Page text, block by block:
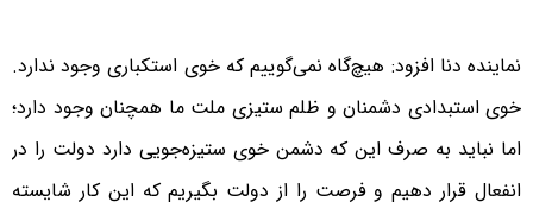
نماینده دنا افزود: هیچ‌گاه نمی‌گوییم که خوی استکباری وجود ندارد.
خوی استبدادی دشمنان و ظلم ستیزی ملت ما همچنان وجود دارد؛
اما نباید به صرف این که دشمن خوی ستیزه‌جویی دارد دولت را در
انفعال قرار دهیم و فرصت را از دولت بگیریم که این کار شایسته